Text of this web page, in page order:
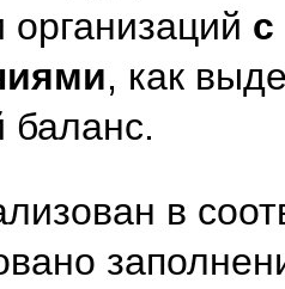
организаций
, как
баланс.
в